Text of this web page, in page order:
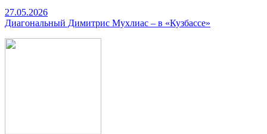
27.05.2026
Диагональный Димитрис Мухлиас – в «Кузбассе»